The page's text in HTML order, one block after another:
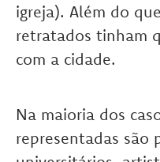
igreja). Além do
retratados tinham
com a cidade.
Na maioria dos
representadas são